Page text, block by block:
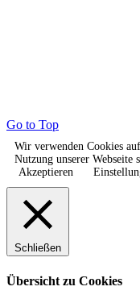
Go to Top
Wir verwenden Cookies
Nutzung unserer Webseite
Akzeptieren
Schließen
Übersicht zu Cookies